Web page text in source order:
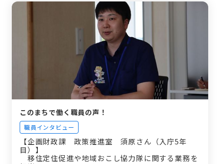
このまちで働く職員の声！
職員インタビュー
【企画財政課 政策推進室 須原さん（入庁5年
目）】
移住定住促進や地域おこし協力隊に関する業務を